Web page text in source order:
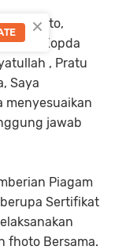
Rofianto,
Kopda
, Pratu
Saya
menyesuaikan
jawab
Piagam
Sertifikat
fhoto Bersama.
×